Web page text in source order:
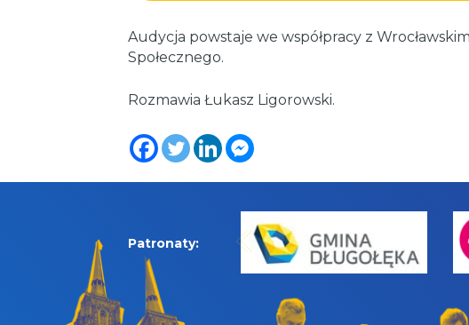
Audycja powstaje we współpracy z
Społecznego.
Rozmawia Łukasz Ligorowski.
Patronaty: